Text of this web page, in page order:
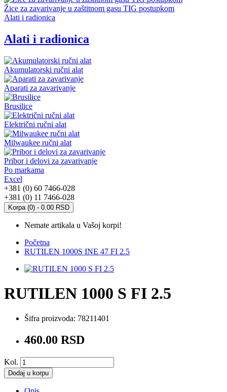
Žice za zavarivanje u zaštitnom gasu TIG postupkom
Alati i radionica
Alati i radionica
Akumulatorski ručni alat
Aparati za zavarivanje
Brusilice
Električni ručni alat
Milwaukee ručni alat
Pribor i delovi za zavarivanje
Po markama
Excel
+381 (0) 60 7466-028
+381 (0) 11 7466-028
Korpa (0) - 0.00 RSD
Nemate artikala u Vašoj korpi!
Početna
RUTILEN 1000S INE 47 FI 2.5
RUTILEN 1000 S FI 2.5
Šifra proizvoda: 78211401
460.00 RSD
Kol.
Dodaj u korpu